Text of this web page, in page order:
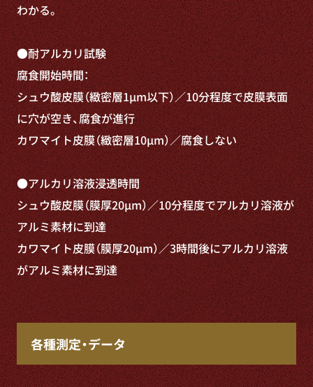
わかる。
●耐アルカリ試験
腐食開始時間：
シュウ酸皮膜（緻密層1μm以下）／10分程度で皮膜表面
に穴が空き、腐食が進行
カワマイト皮膜（緻密層10μm）／腐食しない
●アルカリ溶液浸透時間
シュウ酸皮膜（膜厚20μm）／10分程度でアルカリ溶液が
アルミ素材に到達
カワマイト皮膜（膜厚20μm）／3時間後にアルカリ溶液
がアルミ素材に到達
各種測定・データ